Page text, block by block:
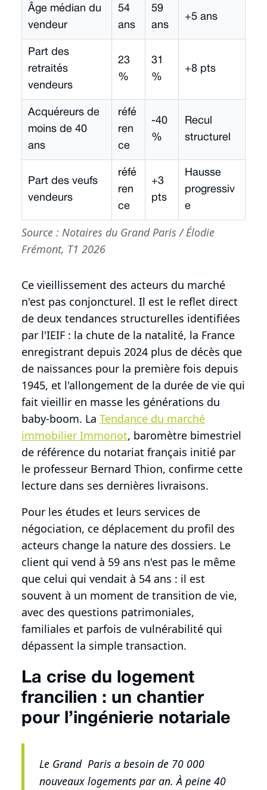
Âge médian du
vendeur
54
ans
59
ans
+5 ans
Part des
retraités
vendeurs
23
%
31
%
+8 pts
Acquéreurs de
moins de 40
ans
réfé
ren
ce
-40
%
Recul
structurel
Part des veufs
vendeurs
réfé
ren
ce
+3
pts
Hausse
progressiv
e
Source : Notaires du Grand Paris / Élodie
Frémont, T1 2026
Ce vieillissement des acteurs du marché
n'est pas conjoncturel. Il est le reflet direct
de deux tendances structurelles identifiées
par l'IEIF : la chute de la natalité, la France
enregistrant depuis 2024 plus de décès que
de naissances pour la première fois depuis
1945, et l'allongement de la durée de vie qui
fait vieillir en masse les générations du
baby-boom. La Tendance du marché
immobilier Immonot, baromètre bimestriel
de référence du notariat français initié par
le professeur Bernard Thion, confirme cette
lecture dans ses dernières livraisons.
Pour les études et leurs services de
négociation, ce déplacement du profil des
acteurs change la nature des dossiers. Le
client qui vend à 59 ans n'est pas le même
que celui qui vendait à 54 ans : il est
souvent à un moment de transition de vie,
avec des questions patrimoniales,
familiales et parfois de vulnérabilité qui
dépassent la simple transaction.
La crise du logement
francilien : un chantier
pour l’ingénierie notariale
Le Grand Paris a besoin de 70 000
nouveaux logements par an. À peine 40